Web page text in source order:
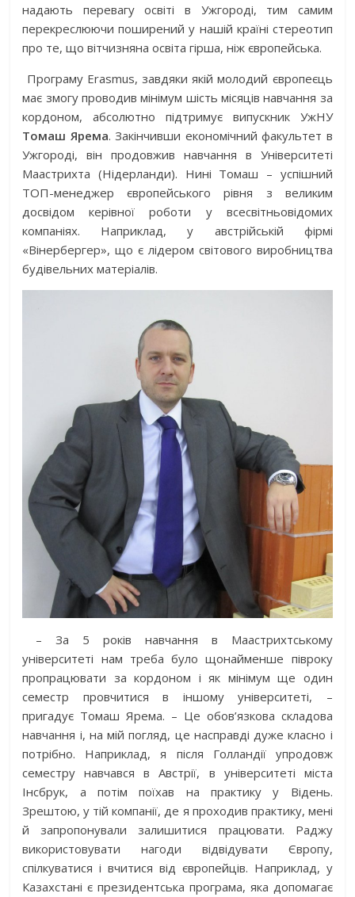
надають перевагу освіті в Ужгороді, тим самим
перекреслюючи поширений у нашій країні стереотип
про те, що вітчизняна освіта гірша, ніж європейська.
Програму Erasmus, завдяки якій молодий європеєць
має змогу проводив мінімум шість місяців навчання за
кордоном, абсолютно підтримує випускник УжНУ
Томаш Ярема. Закінчивши економічний факультет в
Ужгороді, він продовжив навчання в Університеті
Маастрихта (Нідерланди). Нині Томаш – успішний
ТОП-менеджер європейського рівня з великим
досвідом керівної роботи у всесвітньовідомих
компаніях. Наприклад, у австрійській фірмі
«Вінербергер», що є лідером світового виробництва
будівельних матеріалів.
– За 5 років навчання в Маастрихтському
університеті нам треба було щонайменше півроку
пропрацювати за кордоном і як мінімум ще один
семестр провчитися в іншому університеті, –
пригадує Томаш Ярема. – Це обов’язкова складова
навчання і, на мій погляд, це насправді дуже класно і
потрібно. Наприклад, я після Голландії упродовж
семестру навчався в Австрії, в університеті міста
Інсбрук, а потім поїхав на практику у Відень.
Зрештою, у тій компанії, де я проходив практику, мені
й запропонували залишитися працювати. Раджу
використовувати нагоди відвідувати Європу,
спілкуватися і вчитися від європейців. Наприклад, у
Казахстані є президентська програма, яка допомагає